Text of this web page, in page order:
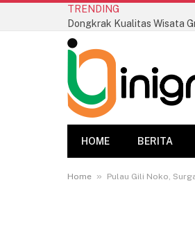
TRENDING
HOME BERITA
Home » Pulau Gili Noko,